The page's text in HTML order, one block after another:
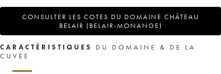
CONSULTER LES COTES DU DOMAINE CHÂTEAU
BELAIR (BELAIR-MONANGE)
CARACTÉRISTIQUES
DU DOMAINE & DE LA
CUVÉE